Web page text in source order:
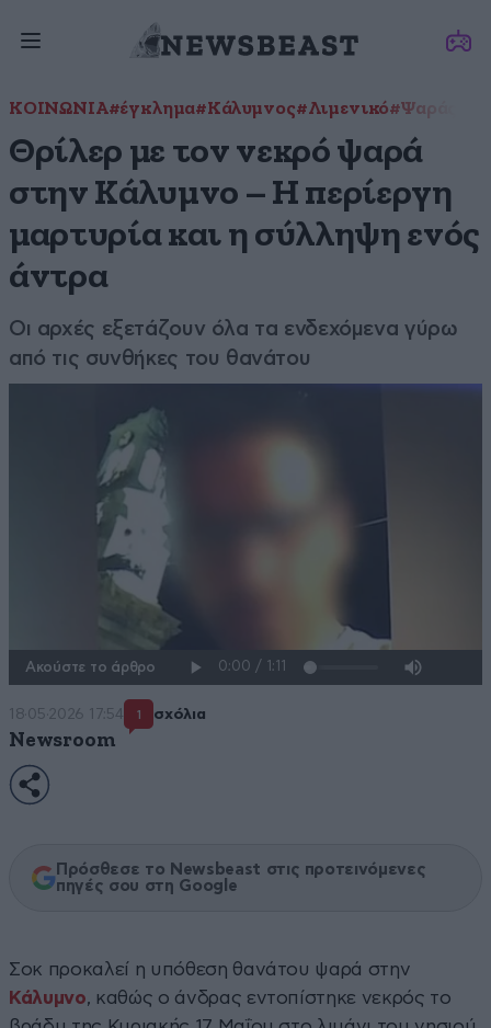
ΚΟΙΝΩΝΙΑ#έγκλημα#Κάλυμνος#Λιμενικό#Ψαράς
Θρίλερ με τον νεκρό ψαρά
στην Κάλυμνο – Η περίεργη
μαρτυρία και η σύλληψη ενός
άντρα
Οι αρχές εξετάζουν όλα τα ενδεχόμενα γύρω
από τις συνθήκες του θανάτου
Ακούστε το άρθρο
18·05·2026 17:54 1 σχόλια
Newsroom
Πρόσθεσε το Newsbeast στις προτεινόμενες
πηγές σου στη Google
Σοκ προκαλεί η υπόθεση θανάτου ψαρά στην
Κάλυμνο, καθώς ο άνδρας εντοπίστηκε νεκρός το